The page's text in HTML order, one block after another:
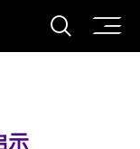
打开
示